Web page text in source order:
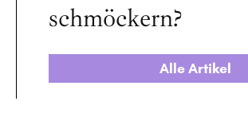
schmöckern?
Alle Artikel